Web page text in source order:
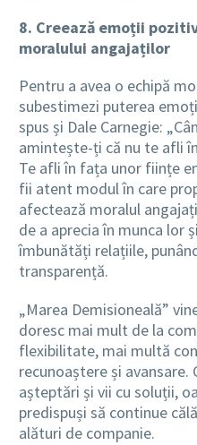
8. Creează emoții
moralului angajaților
Pentru a avea o echipă
subestimezi puterea
spus și Dale Carnegie:
amintește-ți că nu te afli
Te afli în fața unor ființe
fii atent modul în care
afectează moralul
de a aprecia în munca lor
îmbunătăți relațiile,
transparență.
„Marea Demisioneală”
doresc mai mult de la
flexibilitate, mai multă
recunoaștere și avansare.
așteptări și vii cu soluții,
predispuși să continue
alături de companie.